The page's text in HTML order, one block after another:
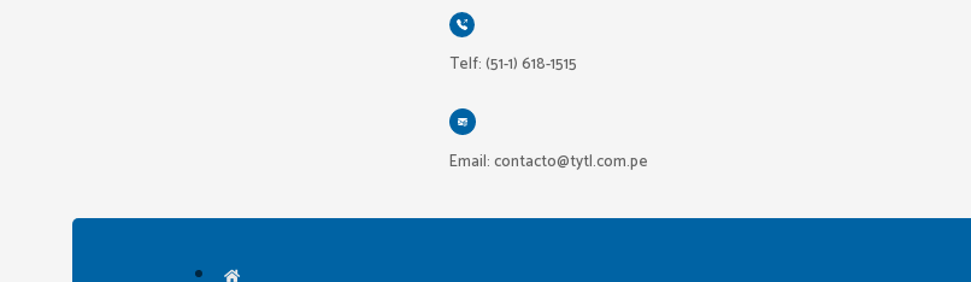
Telf: (51-1) 618-1515
Email: contacto@tytl.com.pe